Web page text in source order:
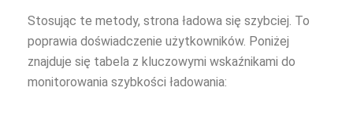
Stosując te metody, strona ładowa się szybciej. To
poprawia doświadczenie użytkowników. Poniżej
znajduje się tabela z kluczowymi wskaźnikami do
monitorowania szybkości ładowania: